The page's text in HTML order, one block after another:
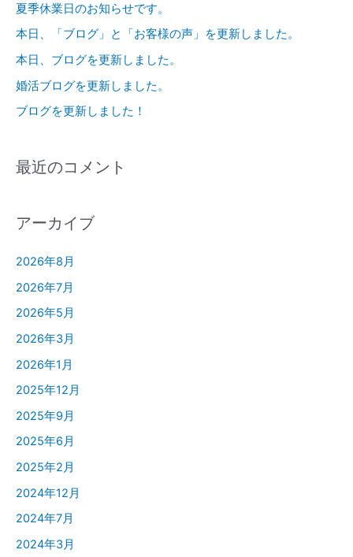
夏季休業日のお知らせです。
本日、「ブログ」と「お客様の声」を更新しました。
本日、ブログを更新しました。
婚活ブログを更新しました。
ブログを更新しました！
最近のコメント
アーカイブ
2026年8月
2026年7月
2026年5月
2026年3月
2026年1月
2025年12月
2025年9月
2025年6月
2025年2月
2024年12月
2024年7月
2024年3月